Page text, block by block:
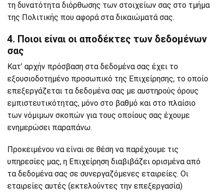
τη δυνατότητα διόρθωσης των στοιχείων σας στο τμήμα
της Πολιτικής που αφορά στα δικαιώματά σας.
4. Ποιοι είναι οι αποδέκτες των δεδομένων
σας
Κατ’ αρχήν πρόσβαση στα δεδομένα σας έχει το
εξουσιοδοτημένο προσωπικό της Επιχείρησης, το οποίο
επεξεργάζεται τα δεδομένα σας με αυστηρούς όρους
εμπιστευτικότητας, μόνο στο βαθμό και στο πλαίσιο
των νόμιμων σκοπών για τους οποίους σας έχουμε
ενημερώσει παραπάνω.
Προκειμένου να είναι σε θέση να παρέχουμε τις
υπηρεσίες μας, η Επιχείρηση διαβιβάζει ορισμένα από
τα δεδομένα σας σε συνεργαζόμενες εταιρείες. Οι
εταιρείες αυτές (εκτελούντες την επεξεργασία)